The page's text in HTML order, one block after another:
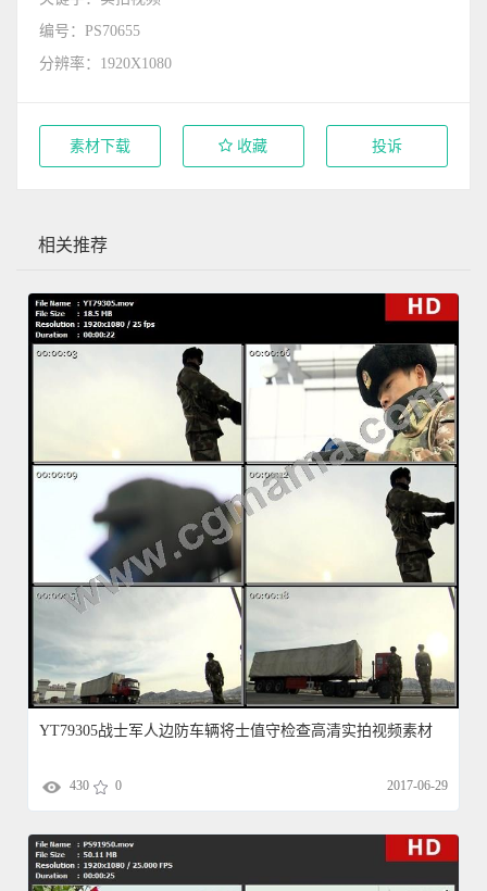
编号：PS70655
分辨率：1920X1080
素材下载 收藏 投诉
相关推荐
YT79305战士军人边防车辆将士值守检查高清实拍视频素材
430 0 2017-06-29